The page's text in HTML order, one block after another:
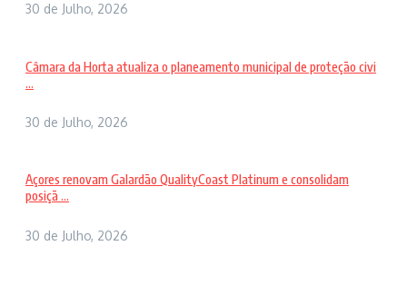
30 de Julho, 2026
Câmara da Horta atualiza o planeamento municipal de proteção civi
...
30 de Julho, 2026
Açores renovam Galardão QualityCoast Platinum e consolidam
posiçã ...
30 de Julho, 2026